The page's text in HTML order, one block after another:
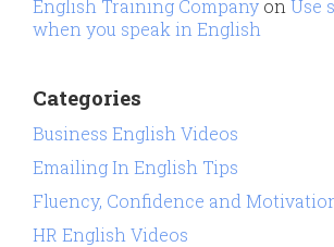
English Training Company on Use
when you speak in English
Categories
Business English Videos
Emailing In English Tips
Fluency, Confidence and
HR English Videos